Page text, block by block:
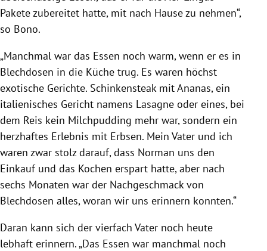
Pakete zubereitet hatte, mit nach Hause zu nehmen“,
so Bono.
„Manchmal war das Essen noch warm, wenn er es in
Blechdosen in die Küche trug. Es waren höchst
exotische Gerichte. Schinkensteak mit Ananas, ein
italienisches Gericht namens Lasagne oder eines, bei
dem Reis kein Milchpudding mehr war, sondern ein
herzhaftes Erlebnis mit Erbsen. Mein Vater und ich
waren zwar stolz darauf, dass Norman uns den
Einkauf und das Kochen erspart hatte, aber nach
sechs Monaten war der Nachgeschmack von
Blechdosen alles, woran wir uns erinnern konnten.“
Daran kann sich der vierfach Vater noch heute
lebhaft erinnern. „Das Essen war manchmal noch